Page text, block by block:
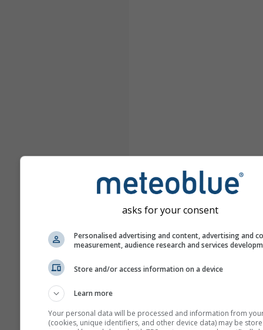
asks for your consent
Personalised advertising and content, advertising and
measurement, audience research and services
Store and/or access information on a device
Learn more
Your personal data will be processed and information from
(cookies, unique identifiers, and other device data) may be